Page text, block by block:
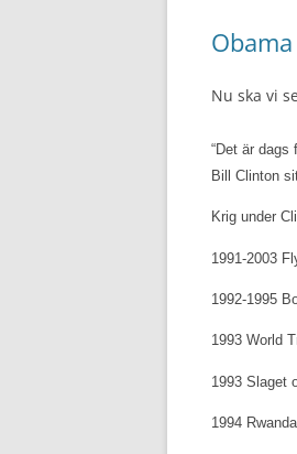
Nu ska vi
“Det är dags
Bill Clinton
Krig under
1991-2003
1992-1995
1993 World
1993 Slaget
1994 Rwanda